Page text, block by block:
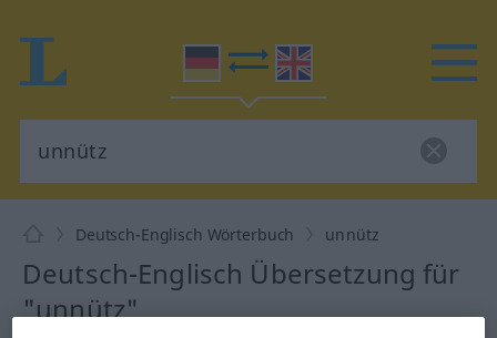
Deutsch-Englisch Wörterbuch unnütz
Deutsch-Englisch Übersetzung für
"unnütz"